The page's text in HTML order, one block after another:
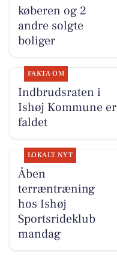
køberen og 2
andre solgte
boliger
FAKTA OM
Indbrudsraten i
Ishøj Kommune er
faldet
LOKALT NYT
Åben
terræntræning
hos Ishøj
Sportsrideklub
mandag